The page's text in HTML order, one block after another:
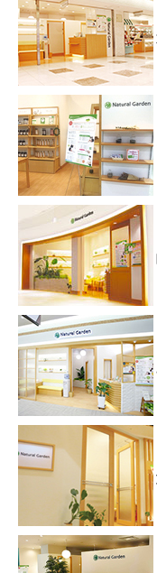
みずみまで浸透し、シワ
変化によるゆらぎ肌に潤
特別価格＞＞７０分 ７,５
■2026年1月1日 ～ 2月末日
1・2月キャンペ
心地よい木の香
レス&ローズウ
（フットバス + 酵素ドリ
寒さが一段と強まるこの
爽やかな香りのサイプレ
ドのブレンドオイルで心
特別価格＞＞７０分 ６,
日迄】
つらい肩こりに！温めて
肩こりスッキリコース
特別価格＞＞６０分 ５,
日迄】
キメが整った艶やかな美
乾燥による肌のトラブル
＆美容成分が浸透しやす
コースです♪